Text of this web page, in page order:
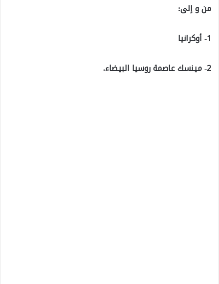
من و إلى:
1- أوكرانيا
2- مينسك عاصمة روسيا البيضاء.